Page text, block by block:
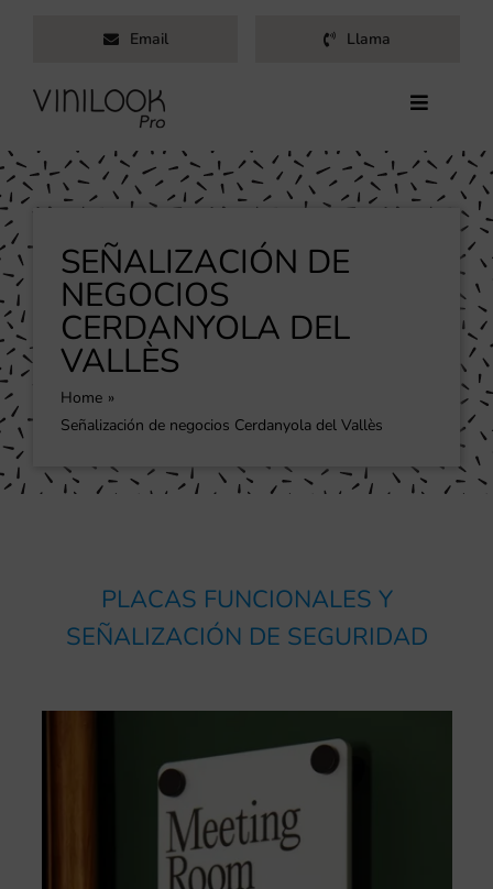
contenido
Email Llama
Toggle
Inicio
Servicios
Productos
Trabajos
Nosotros
Blog
Contacto
SEÑALIZACIÓN DE
NEGOCIOS
CERDANYOLA DEL
VALLÈS
Home
Señalización de negocios Cerdanyola del Vallès
PLACAS FUNCIONALES Y
SEÑALIZACIÓN DE SEGURIDAD